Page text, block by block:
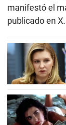
manifestó el
publicado en X.